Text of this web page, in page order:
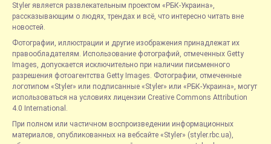
Styler является развлекательным проектом «РБК-Украина»,
рассказывающим о людях, трендах и всё, что интересно читать вне
новостей.
Фотографии, иллюстрации и другие изображения принадлежат их
правообладателям. Использование фотографий, отмеченных Getty
Images, допускается исключительно при наличии письменного
разрешения фотоагентства Getty Images. Фотографии, отмеченные
логотипом «Styler» или подписанные «Styler» или «РБК-Украина», могут
использоваться на условиях лицензии Creative Commons Attribution
4.0 International.
При полном или частичном воспроизведении информационных
материалов, опубликованных на вебсайте «Styler» (styler.rbc.ua),